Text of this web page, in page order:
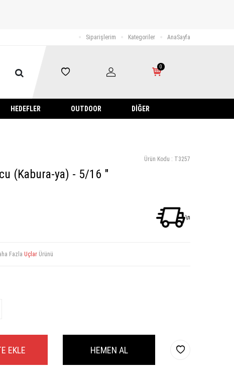
Siparişlerim Kategoriler AnaSayfa
0
HEDEFLER OUTDOOR DIĞER
Ürün Kodu : T3257
(Kabura-ya) - 5/16 "
\n
Fazla Uçlar Ürünü
EKLE HEMEN AL